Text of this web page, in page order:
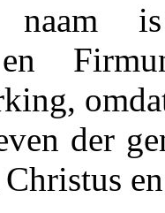
naam is
der